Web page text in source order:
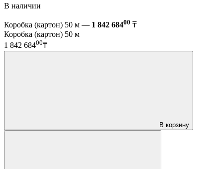
В наличии
Коробка (картон) 50 м — 1 842 68400 ₸
Коробка (картон) 50 м
1 842 68400₸
В корзину